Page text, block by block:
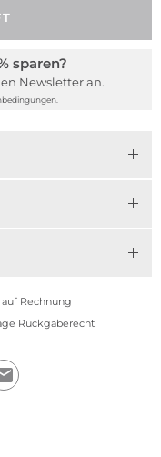
sparen?
Newsletter an.
auf Rechnung
Rückgaberecht